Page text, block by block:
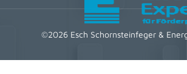
©2026 Esch Schornsteinfeger &